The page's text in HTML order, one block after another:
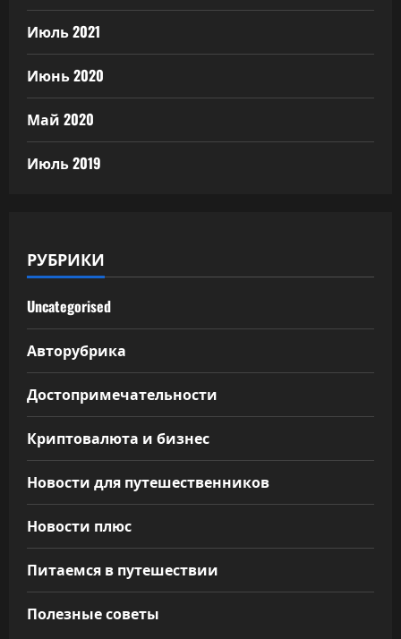
Июль 2021
Июнь 2020
Май 2020
Июль 2019
РУБРИКИ
Uncategorised
Авторубрика
Достопримечательности
Криптовалюта и бизнес
Новости для путешественников
Новости плюс
Питаемся в путешествии
Полезные советы